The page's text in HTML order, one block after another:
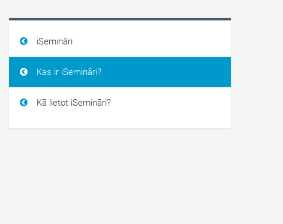
iSemināri
Kas ir iSemināri?
Kā lietot iSemināri?